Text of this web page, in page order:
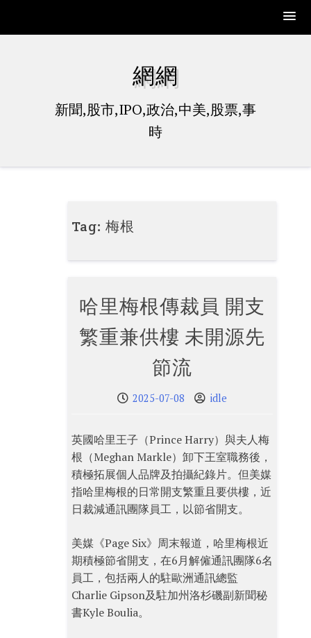
網網
新聞,股市,IPO,政治,中美,股票,事
時
Tag:梅根
哈里梅根傳裁員 開支
繁重兼供樓 未開源先
節流
2025-07-08 idle
英國哈里王子（Prince Harry）與夫人梅
根（Meghan Markle）卸下王室職務後，
積極拓展個人品牌及拍攝紀錄片。但美媒
指哈里梅根的日常開支繁重且要供樓，近
日裁減通訊團隊員工，以節省開支。
美媒《Page Six》周末報道，哈里梅根近
期積極節省開支，在6月解僱通訊團隊6名
員工，包括兩人的駐歐洲通訊總監
Charlie Gipson及駐加州洛杉磯副新聞秘
書Kyle Boulia。